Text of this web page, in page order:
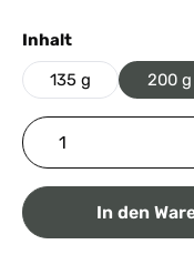
Inhaltauswählen
135 g 200 g
Produkt Anzahl:
In den